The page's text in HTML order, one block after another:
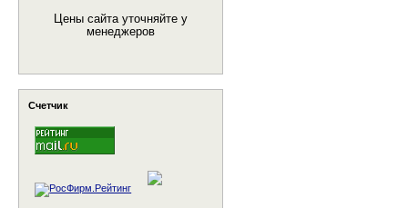
Цены сайта уточняйте у
менеджеров
Счетчик